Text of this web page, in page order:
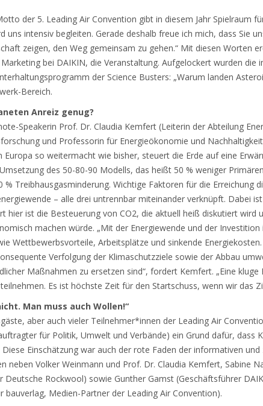
der 5. Leading Air Convention gibt in diesem Jahr Spielraum
uns intensiv begleiten. Gerade deshalb freue ich mich, dass Sie
zeigen, den Weg gemeinsam zu gehen.“ Mit diesen Worten
bei DAIKIN, die Veranstaltung. Aufgelockert wurden die
der Science Busters: „Warum landen
Bereich.
Anreiz genug?
Speakerin Prof. Dr. Claudia Kemfert (Leiterin der Abteilung
und Professorin für Energieökonomie und
Europa so weitermacht wie bisher, steuert die Erde auf eine
des 50-80-90 Modells, das heißt 50 % weniger
% Treibhausgasminderung. Wichtige Faktoren für die Erreichung
– alle drei untrennbar miteinander verknüpft. Dabei
hier ist die Besteuerung von CO2, die aktuell heiß diskutiert wird
machen würde. „Mit der Energiewende und der
Wettbewerbsvorteile, Arbeitsplätze und sinkende
Verfolgung der Klimaschutzziele sowie der Abbau
Maßnahmen zu ersetzen sind“, fordert Kemfert. „Eine
Es ist höchste Zeit für den Startschuss, wenn wir das
Man muss auch Wollen!“
aber auch vieler Teilnehmer*innen der Leading Air
für Politik, Umwelt und Verbände) ein Grund dafür, dass
Einschätzung war auch der rote Faden der informativen und
neben Volker Weinmann und Prof. Dr. Claudia Kemfert, Sabine
Deutsche Rockwool) sowie Gunther Gamst (Geschäftsführer
bauverlag, Medien-Partner der Leading Air Convention).